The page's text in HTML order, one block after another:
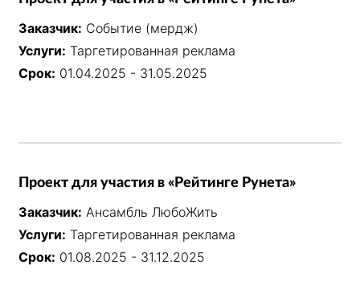
Заказчик: Событие (мердж)
Услуги: Таргетированная реклама
Срок: 01.04.2025 - 31.05.2025
Проект для участия в «Рейтинге Рунета»
Заказчик: Ансамбль ЛюбоЖить
Услуги: Таргетированная реклама
Срок: 01.08.2025 - 31.12.2025